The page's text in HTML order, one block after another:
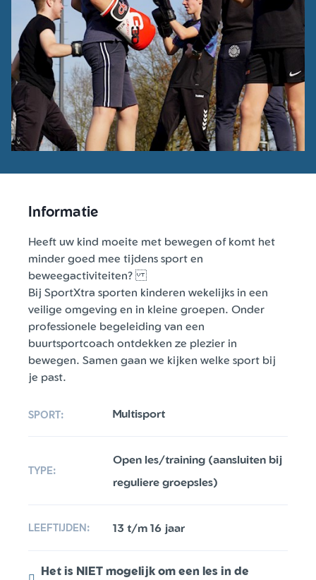
Informatie
Heeft uw kind moeite met bewegen of komt het
minder goed mee tijdens sport en
beweegactiviteiten?
Bij SportXtra sporten kinderen wekelijks in een
veilige omgeving en in kleine groepen. Onder
professionele begeleiding van een
buurtsportcoach ontdekken ze plezier in
bewegen. Samen gaan we kijken welke sport bij
je past.
SPORT: Multisport
TYPE:
Open les/training (aansluiten bij
reguliere groepsles)
LEEFTIJDEN: 13 t/m 16 jaar
Het is NIET mogelijk om een les in de